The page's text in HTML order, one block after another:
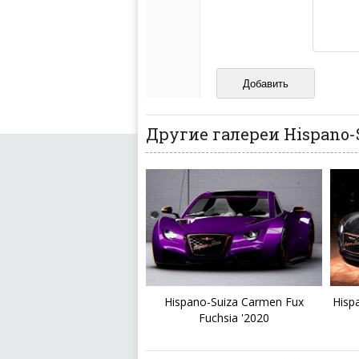
Не размещайте
И запаситесь терпением,
ваш отзыв может
Другие галереи
Hispano-Suiza Carmen Fux
Fuchsia '2020